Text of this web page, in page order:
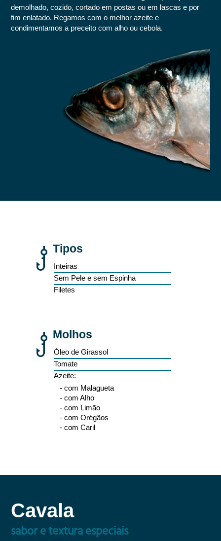
demolhado, cozido, cortado em postas ou em lascas e por
fim enlatado. Regamos com o melhor azeite e
condimentamos a preceito com alho ou cebola.
Tipos
Inteiras
Sem Pele e sem Espinha
Filetes
Molhos
Óleo de Girassol
Tomate
Azeite:
- com Malagueta
- com Alho
- com Limão
- com Orégãos
- com Caril
Cavala
sabor e textura especiais